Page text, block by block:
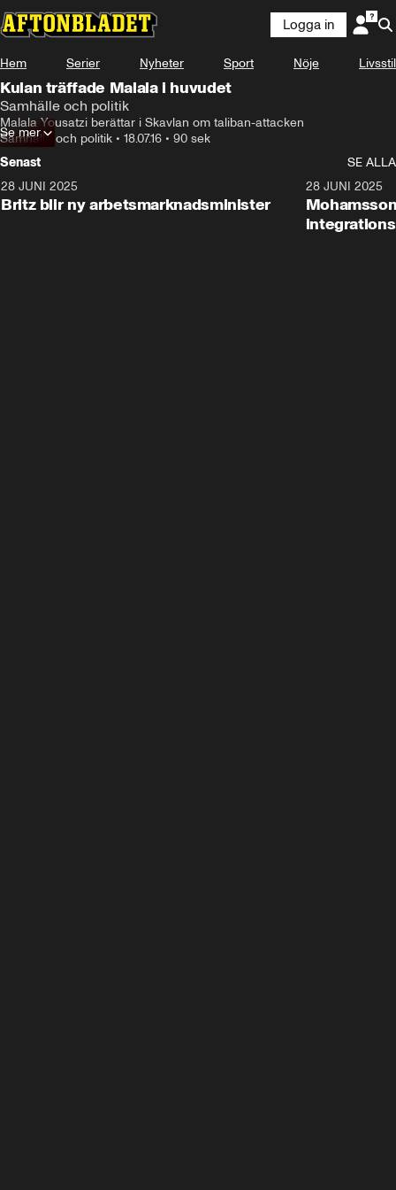
Logga in
Hem Serier Nyheter Sport Nöje Livsstil
Kulan träffade Malala i huvudet
Samhälle och politik
Malala Yousatzi berättar i Skavlan om taliban-attacken
Samhälle och politik • 18.07.16 • 90 sek
Se mer
Senast
SE ALLA
28 JUNI 2025
Britz blir ny arbetsmarknadsminister
28 JUNI 2025